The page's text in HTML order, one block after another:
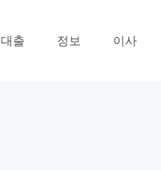
대출 정보 이사